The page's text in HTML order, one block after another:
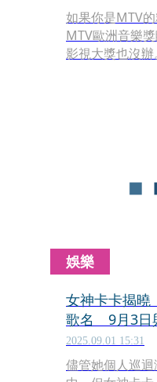
如果你是MTV
MTV歐洲音樂
影視大獎也沒
娛樂
女神卡卡揭曉
歌名 9月3日
2025.09.01 15:31
儘管她個人巡